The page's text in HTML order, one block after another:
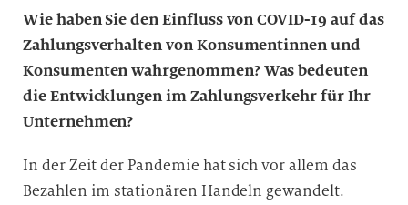
g
d
i
e
a
t
Wie haben Sie den Einfluss von COVID-19 auf das
Zahlungsverhalten von Konsumentinnen und
Konsumenten wahrgenommen? Was bedeuten
die Entwicklungen im Zahlungsverkehr für Ihr
Unternehmen?
In der Zeit der Pandemie hat sich vor allem das
Bezahlen im stationären Handeln gewandelt.